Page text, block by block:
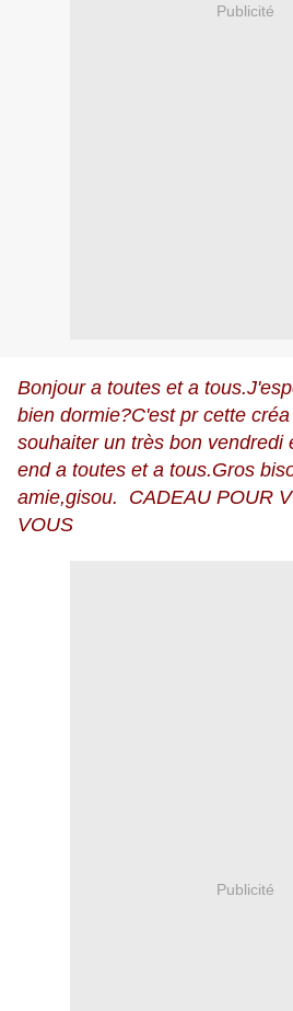
Publicité
Bonjour a toutes et a
bien dormie?C'est pr cette
souhaiter un très bon vendredi
end a toutes et a tous.Gros
amie,gisou. CADEAU POUR
VOUS
Publicité